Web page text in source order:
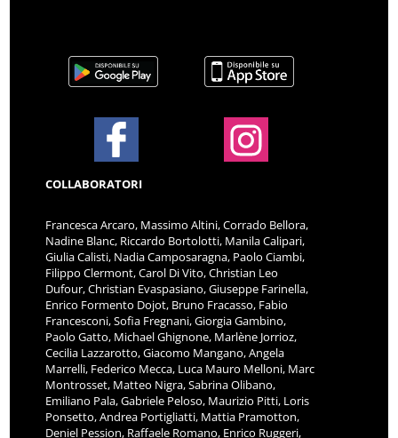
COLLABORATORI
Francesca Arcaro, Massimo Altini, Corrado Bellora,
Nadine Blanc, Riccardo Bortolotti, Manila Calipari,
Giulia Calisti, Nadia Camposaragna, Paolo Ciambi,
Filippo Clermont, Carol Di Vito, Christian Leo
Dufour, Christian Evaspasiano, Giuseppe Farinella,
Enrico Formento Dojot, Bruno Fracasso, Fabio
Francesconi, Sofia Fregnani, Giorgia Gambino,
Paolo Gatto, Michael Ghignone, Marlène Jorrioz,
Cecilia Lazzarotto, Giacomo Mangano, Angela
Marrelli, Federico Mecca, Luca Mauro Melloni, Marc
Montrosset, Matteo Nigra, Sabrina Olibano,
Emiliano Pala, Gabriele Peloso, Maurizio Pitti, Loris
Ponsetto, Andrea Portigliatti, Mattia Pramotton,
Deniel Pession, Raffaele Romano, Enrico Ruggeri,